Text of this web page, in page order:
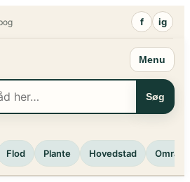
f ig
Menu
Søg
Flod Plante Hovedstad Område